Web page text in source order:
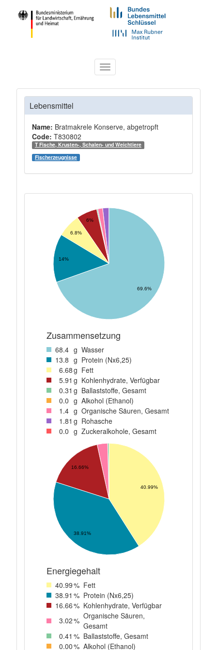
Toggle
navigation
Lebensmittel
Name: Bratmakrele Konserve, abgetropft
Code: T830802
T Fische, Krusten-, Schalen- und Weichtiere
Fischerzeugnisse
6%
6.8%
14%
69.6%
Zusammensetzung
68.4 g Wasser
13.8 g Protein (Nx6,25)
6.68g Fett
5.91 g Kohlenhydrate, Verfügbar
0.31 g Ballaststoffe, Gesamt
0.0 g Alkohol (Ethanol)
1 .4 g Organische Säuren, Gesamt
1 .81 g Rohasche
0.0 g Zuckeralkohole, Gesamt
40.99%
16.66%
38.91%
Energiegehalt
40.99% Fett
38.91 % Protein (Nx6,25)
16.66% Kohlenhydrate, Verfügbar
3.02% Organische Säuren,
Gesamt
0.41 % Ballaststoffe, Gesamt
0.00% Alkohol (Ethanol)